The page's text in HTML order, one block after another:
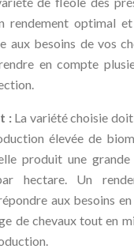
rendement optimal
aux besoins de vos
en compte
: La variété choisie
élevée de
produit une
hectare. Un
aux besoins
de chevaux tout en